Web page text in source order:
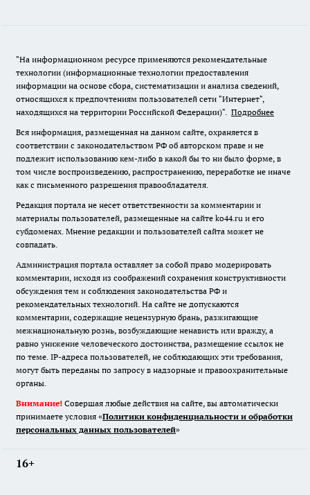
"На информационном ресурсе применяются рекомендательные
технологии (информационные технологии предоставления
информации на основе сбора, систематизации и анализа сведений,
относящихся к предпочтениям пользователей сети "Интернет",
находящихся на территории Российской Федерации)". Подробнее
Вся информация, размещенная на данном сайте, охраняется в
соответствии с законодательством РФ об авторском праве и не
подлежит использованию кем-либо в какой бы то ни было форме, в
том числе воспроизведению, распространению, переработке не иначе
как с письменного разрешения правообладателя.
Редакция портала не несет ответственности за комментарии и
материалы пользователей, размещенные на сайте ko44.ru и его
субдоменах. Мнение редакции и пользователей сайта может не
совпадать.
Администрация портала оставляет за собой право модерировать
комментарии, исходя из соображений сохранения конструктивности
обсуждения тем и соблюдения законодательства РФ и
рекомендательных технологий. На сайте не допускаются
комментарии, содержащие нецензурную брань, разжигающие
межнациональную рознь, возбуждающие ненависть или вражду, а
равно унижение человеческого достоинства, размещение ссылок не
по теме. IP-адреса пользователей, не соблюдающих эти требования,
могут быть переданы по запросу в надзорные и правоохранительные
органы.
Внимание! Совершая любые действия на сайте, вы автоматически
принимаете условия «Политики конфиденциальности и обработки
персональных данных пользователей»
16+